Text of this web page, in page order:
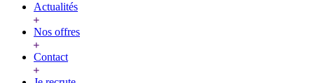
Actualités
Nos offres
Contact